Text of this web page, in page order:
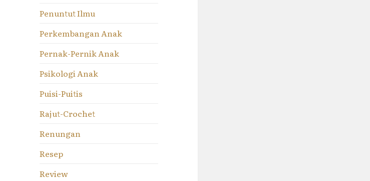
Penuntut Ilmu
Perkembangan Anak
Pernak-Pernik Anak
Psikologi Anak
Puisi-Puitis
Rajut-Crochet
Renungan
Resep
Review